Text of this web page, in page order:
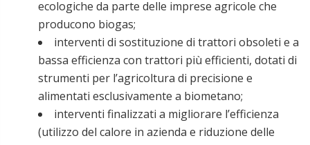
ecologiche da parte delle imprese agricole che
producono biogas;
interventi di sostituzione di trattori obsoleti e a
bassa efficienza con trattori più efficienti, dotati di
strumenti per l’agricoltura di precisione e
alimentati esclusivamente a biometano;
interventi finalizzati a migliorare l’efficienza
(utilizzo del calore in azienda e riduzione delle